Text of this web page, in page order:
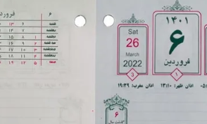
نمایش همه محصولات